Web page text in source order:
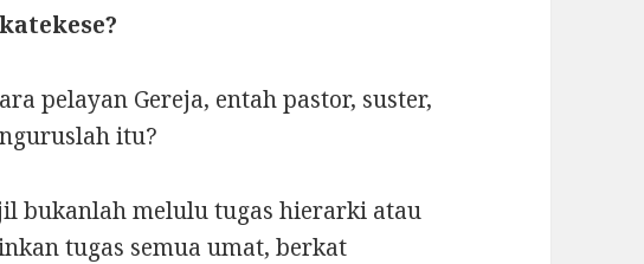
?
pelayan Gereja, entah pastor, suster,
itu?
bukanlah melulu tugas hierarki atau
tugas semua umat, berkat